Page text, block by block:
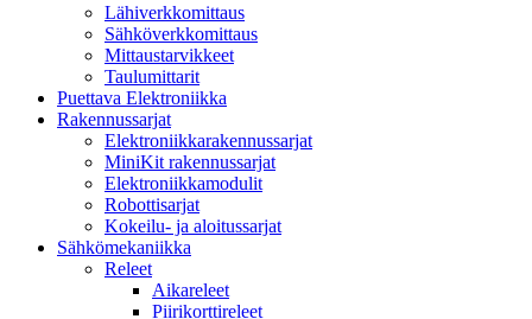
Lähiverkkomittaus
Sähköverkkomittaus
Mittaustarvikkeet
Taulumittarit
Puettava Elektroniikka
Rakennussarjat
Elektroniikkarakennussarjat
MiniKit rakennussarjat
Elektroniikkamodulit
Robottisarjat
Kokeilu- ja aloitussarjat
Sähkömekaniikka
Releet
Aikareleet
Piirikorttireleet